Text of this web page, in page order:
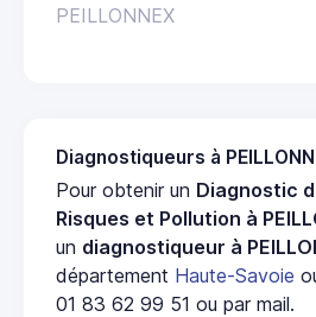
PEILLONNEX
Diagnostiqueurs à
Pour obtenir un Diagnostic
Risques et Pollution à
un diagnostiqueur à
département Haute-Savoie
01 83 62 99 51 ou par mail.